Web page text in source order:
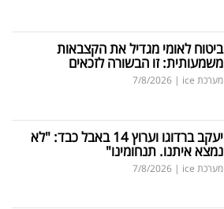
ביטוח לאומי מגדיל את הקצבאות
משמעותית: זו הבשורה לזכאים
מערכת ice |
7/8/2026
יעקב ברדוגו וערוץ 14 באבל כבד: "לא
נמצא איתנו. תנחומינו"
מערכת ice |
7/8/2026